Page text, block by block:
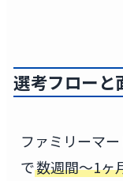
選考フローと
ファミリーマ
で数週間〜1ヶ